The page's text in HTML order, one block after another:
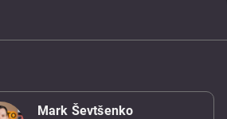
Mark Ševtšenko